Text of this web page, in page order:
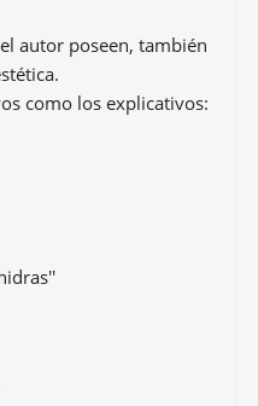
autor poseen, también
como los explicativos: